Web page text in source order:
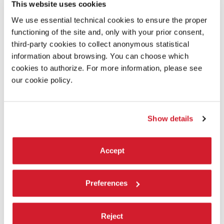
This website uses cookies
We use essential technical cookies to ensure the proper
functioning of the site and, only with your prior consent,
third-party cookies to collect anonymous statistical
information about browsing. You can choose which
cookies to authorize. For more information, please see
our cookie policy.
Show details
Accept
Preferences
Reject
SCOPRI DI PIÙ SUL FILM